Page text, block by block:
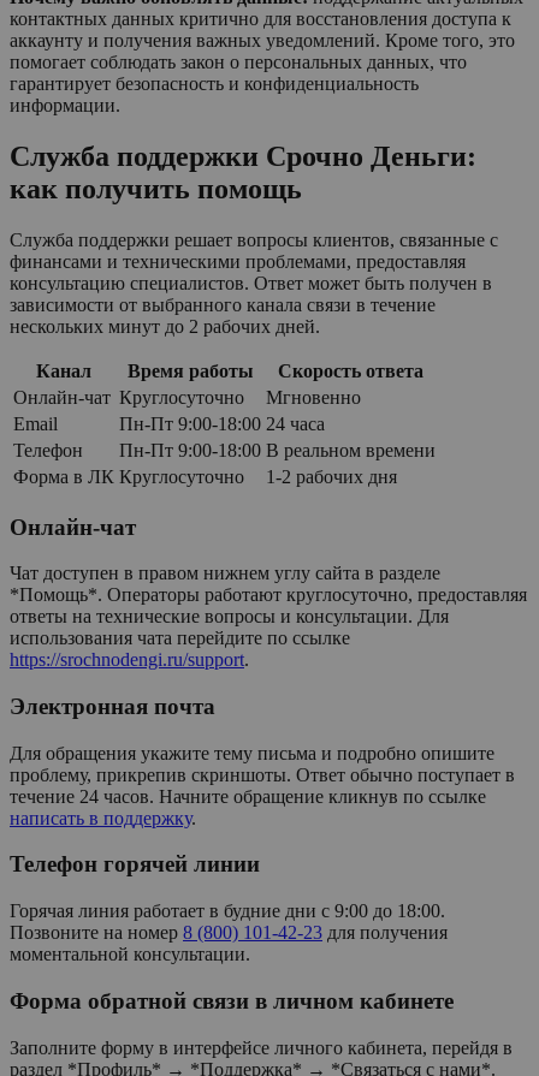
контактных данных критично для восстановления доступа к
аккаунту и получения важных уведомлений. Кроме того, это
помогает соблюдать закон о персональных данных, что
гарантирует безопасность и конфиденциальность
информации.
Служба поддержки Срочно Деньги:
как получить помощь
Служба поддержки решает вопросы клиентов, связанные с
финансами и техническими проблемами, предоставляя
консультацию специалистов. Ответ может быть получен в
зависимости от выбранного канала связи в течение
нескольких минут до 2 рабочих дней.
Канал Время работы
Скорость ответа
Онлайн-чат Круглосуточно
Мгновенно
Email
Пн-Пт 9:00-18:00 24 часа
Телефон
Пн-Пт 9:00-18:00 В реальном времени
Форма в ЛК Круглосуточно 1-2 рабочих дня
Онлайн-чат
Чат доступен в правом нижнем углу сайта в разделе
*Помощь*. Операторы работают круглосуточно, предоставляя
ответы на технические вопросы и консультации. Для
использования чата перейдите по ссылке
https://srochnodengi.ru/support.
Электронная почта
Для обращения укажите тему письма и подробно опишите
проблему, прикрепив скриншоты. Ответ обычно поступает в
течение 24 часов. Начните обращение кликнув по ссылке
написать в поддержку.
Телефон горячей линии
Горячая линия работает в будние дни с 9:00 до 18:00.
Позвоните на номер 8 (800) 101-42-23 для получения
моментальной консультации.
Форма обратной связи в личном кабинете
Заполните форму в интерфейсе личного кабинета, перейдя в
раздел *Профиль* → *Поддержка* → *Связаться с нами*.